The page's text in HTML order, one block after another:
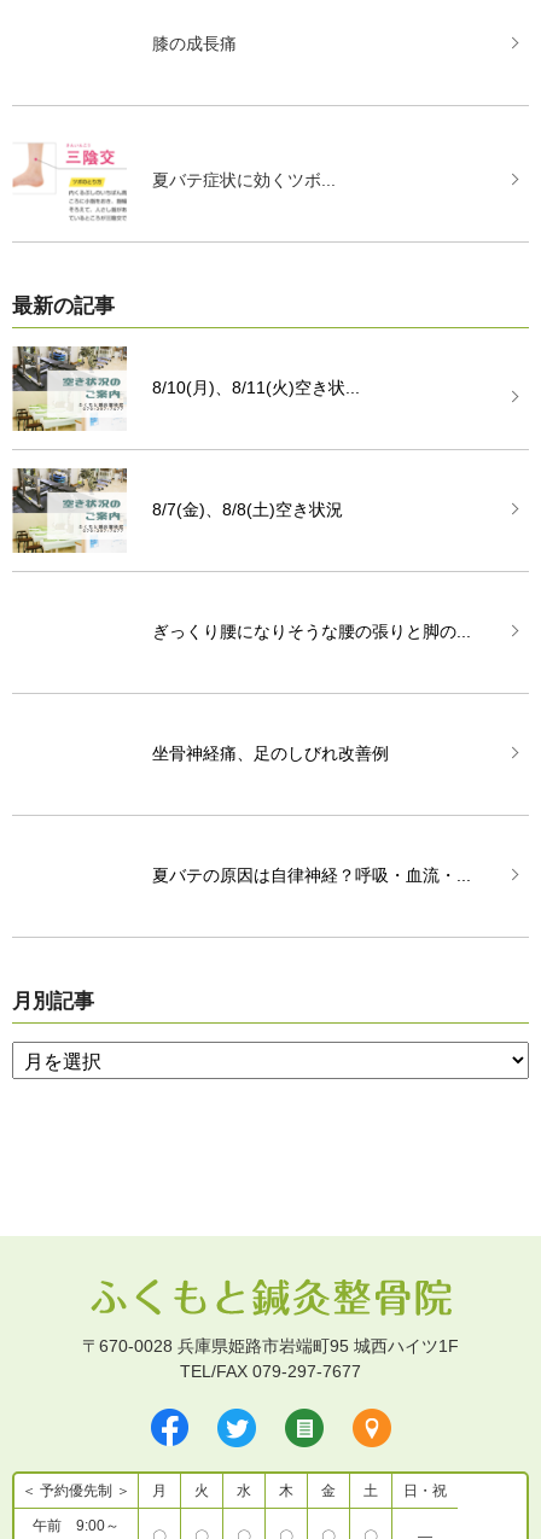
膝の成長痛
夏バテ症状に効くツボ...
最新の記事
8/10(月)、8/11(火)空き状...
8/7(金)、8/8(土)空き状況
ぎっくり腰になりそうな腰の張りと脚の...
坐骨神経痛、足のしびれ改善例
夏バテの原因は自律神経？呼吸・血流・...
月別記事
〒670-0028 兵庫県姫路市岩端町95 城西ハイツ1F
TEL/FAX 079-297-7677
＜ 予約優先制 ＞ 月 火 水 木 金 土 日・祝
午前 9:00～